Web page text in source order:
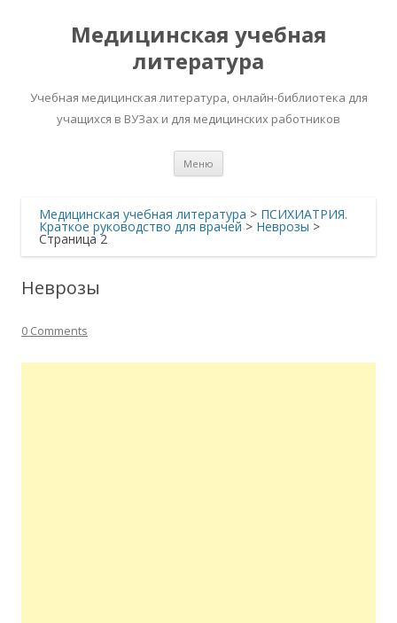
Медицинская учебная
литература
Учебная медицинская литература, онлайн-библиотека для
учащихся в ВУЗах и для медицинских работников
Меню
Медицинская учебная литература > ПСИХИАТРИЯ.
Краткое руководство для врачей > Неврозы >
Страница 2
Неврозы
0 Comments